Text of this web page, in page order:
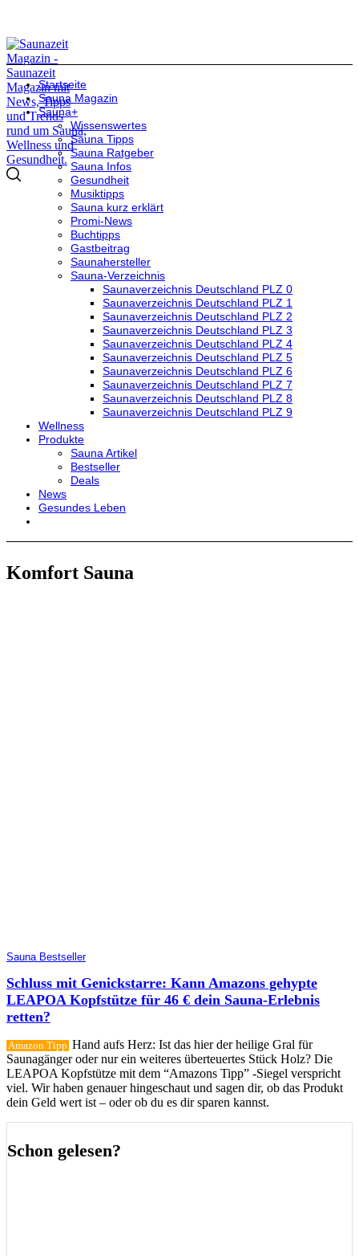
Startseite
Sauna Magazin
Sauna+
Wissenswertes
Sauna Tipps
Sauna Ratgeber
Sauna Infos
Gesundheit
Musiktipps
Sauna kurz erklärt
Promi-News
Buchtipps
Gastbeitrag
Saunahersteller
Sauna-Verzeichnis
Saunaverzeichnis Deutschland PLZ 0
Saunaverzeichnis Deutschland PLZ 1
Saunaverzeichnis Deutschland PLZ 2
Saunaverzeichnis Deutschland PLZ 3
Saunaverzeichnis Deutschland PLZ 4
Saunaverzeichnis Deutschland PLZ 5
Saunaverzeichnis Deutschland PLZ 6
Saunaverzeichnis Deutschland PLZ 7
Saunaverzeichnis Deutschland PLZ 8
Saunaverzeichnis Deutschland PLZ 9
Wellness
Produkte
Sauna Artikel
Bestseller
Deals
News
Gesundes Leben
Komfort Sauna
Sauna Bestseller
Schluss mit Genickstarre: Kann Amazons gehypte
LEAPOA Kopfstütze für 46 € dein Sauna-Erlebnis
retten?
Amazon Tipp Hand aufs Herz: Ist das hier der heilige Gral für
Saunagänger oder nur ein weiteres überteuertes Stück Holz? Die
LEAPOA Kopfstütze mit dem “Amazons Tipp” -Siegel verspricht
viel. Wir haben genauer hingeschaut und sagen dir, ob das Produkt
dein Geld wert ist – oder ob du es dir sparen kannst.
Schon gelesen?